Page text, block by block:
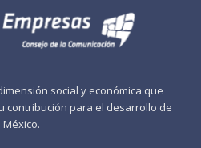
social y económica que
contribución para el desarrollo de
México.